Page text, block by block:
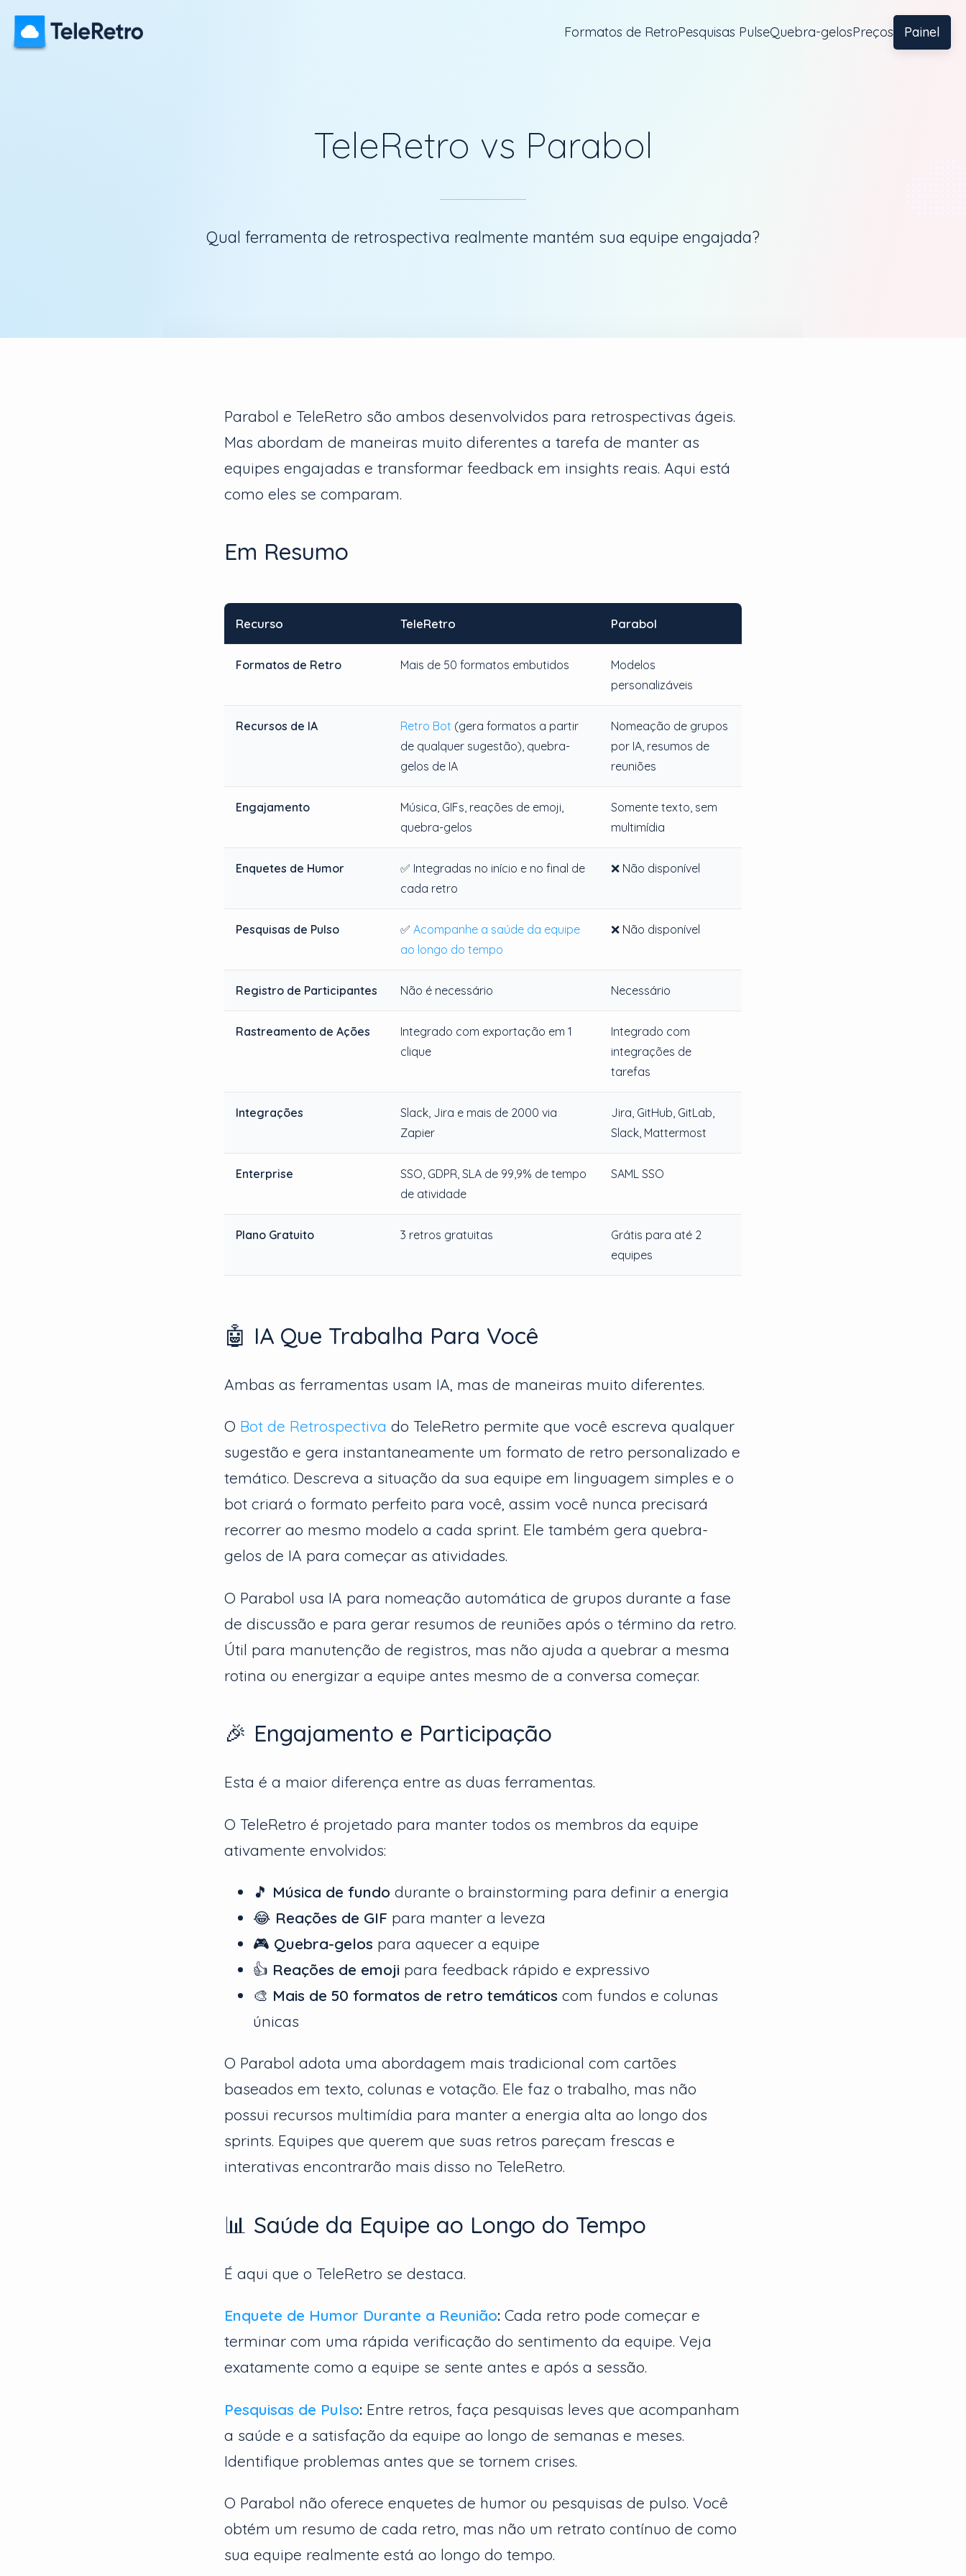
Formatos de RetroPesquisas PulseQuebra-gelosPreços Painel
TeleRetro vs Parabol
Qual ferramenta de retrospectiva realmente mantém sua equipe engajada?
Parabol e TeleRetro são ambos desenvolvidos para retrospectivas ágeis.
Mas abordam de maneiras muito diferentes a tarefa de manter as
equipes engajadas e transformar feedback em insights reais. Aqui está
como eles se comparam.
Em Resumo
Recurso TeleRetro Parabol
Formatos de Retro Mais de 50 formatos embutidos
Modelos
personalizáveis
Recursos de IA Retro Bot (gera formatos a partir
de qualquer sugestão), quebra-
gelos de IA
Nomeação de grupos
por IA, resumos de
reuniões
Engajamento
Música, GIFs, reações de emoji,
quebra-gelos
Somente texto, sem
multimídia
Enquetes de Humor
✅ Integradas no início e no final de
cada retro
❌ Não disponível
Pesquisas de Pulso ✅ Acompanhe a saúde da equipe
ao longo do tempo
❌ Não disponível
Registro de Participantes Não é necessário Necessário
Rastreamento de Ações
Integrado com exportação em 1
clique
Integrado com
integrações de
tarefas
Integrações
Slack, Jira e mais de 2000 via
Zapier
Jira, GitHub, GitLab,
Slack, Mattermost
Enterprise
SSO, GDPR, SLA de 99,9% de tempo
de atividade
SAML SSO
Plano Gratuito 3 retros gratuitas
Grátis para até 2
equipes
🤖 IA Que Trabalha Para Você
Ambas as ferramentas usam IA, mas de maneiras muito diferentes.
O Bot de Retrospectiva do TeleRetro permite que você escreva qualquer
sugestão e gera instantaneamente um formato de retro personalizado e
temático. Descreva a situação da sua equipe em linguagem simples e o
bot criará o formato perfeito para você, assim você nunca precisará
recorrer ao mesmo modelo a cada sprint. Ele também gera quebra-
gelos de IA para começar as atividades.
O Parabol usa IA para nomeação automática de grupos durante a fase
de discussão e para gerar resumos de reuniões após o término da retro.
Útil para manutenção de registros, mas não ajuda a quebrar a mesma
rotina ou energizar a equipe antes mesmo de a conversa começar.
🎉 Engajamento e Participação
Esta é a maior diferença entre as duas ferramentas.
O TeleRetro é projetado para manter todos os membros da equipe
ativamente envolvidos:
🎵 Música de fundo durante o brainstorming para definir a energia
😂 Reações de GIF para manter a leveza
🎮 Quebra-gelos para aquecer a equipe
👍 Reações de emoji para feedback rápido e expressivo
🎨 Mais de 50 formatos de retro temáticos com fundos e colunas
únicas
O Parabol adota uma abordagem mais tradicional com cartões
baseados em texto, colunas e votação. Ele faz o trabalho, mas não
possui recursos multimídia para manter a energia alta ao longo dos
sprints. Equipes que querem que suas retros pareçam frescas e
interativas encontrarão mais disso no TeleRetro.
📊 Saúde da Equipe ao Longo do Tempo
É aqui que o TeleRetro se destaca.
Enquete de Humor Durante a Reunião: Cada retro pode começar e
terminar com uma rápida verificação do sentimento da equipe. Veja
exatamente como a equipe se sente antes e após a sessão.
Pesquisas de Pulso: Entre retros, faça pesquisas leves que acompanham
a saúde e a satisfação da equipe ao longo de semanas e meses.
Identifique problemas antes que se tornem crises.
O Parabol não oferece enquetes de humor ou pesquisas de pulso. Você
obtém um resumo de cada retro, mas não um retrato contínuo de como
sua equipe realmente está ao longo do tempo.